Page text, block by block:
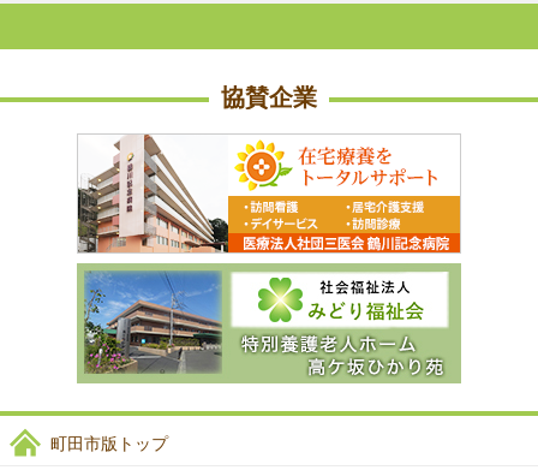
協賛企業
町田市版トップ